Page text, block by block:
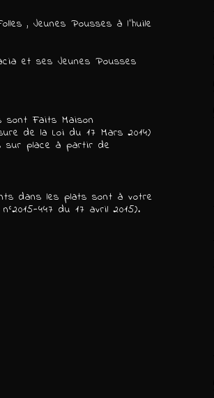
, Jeunes Pousses à l’huile
et ses Jeunes Pousses
sont Faits Maison
de la Loi du 17 Mars 2014)
sur place à partir de
dans les plats sont à votre
447 du 17 avril 2015).